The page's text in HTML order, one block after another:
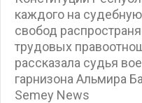
каждого на
свобод
трудовых
рассказала судья
гарнизона Альмира
Semey News